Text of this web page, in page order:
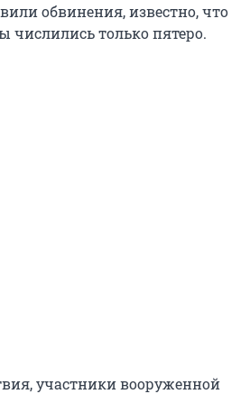
обвинения, известно, что
числились только пятеро.
участники вооруженной